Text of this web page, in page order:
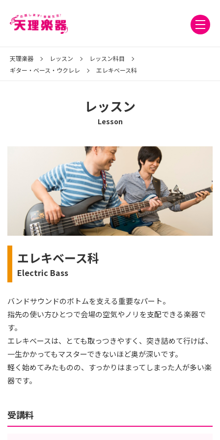
天理楽器 レッスン
レッスン科目
ギター・ベース・ウクレレ
エレキベース科
レッスン
Lesson
エレキベース科
Electric Bass
バンドサウンドのボトムを支える重要なパート。
指先の使い方ひとつで会場の空気やノリを支配できる楽器で
す。
エレキベースは、とても取っつきやすく、突き詰めて行けば、
一生かかってもマスターできないほど奥が深いです。
軽く始めてみたものの、すっかりはまってしまった人が多い楽
器です。
受講料